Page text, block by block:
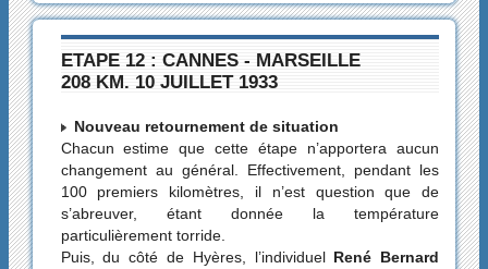
ETAPE 12 : CANNES - MARSEILLE
208 KM. 10 JUILLET 1933
Nouveau retournement de situation
Chacun estime que cette étape n’apportera aucun
changement au général. Effectivement, pendant les
100 premiers kilomètres, il n’est question que de
s’abreuver, étant donnée la température
particulièrement torride.
Puis, du côté de Hyères, l’individuel René Bernard